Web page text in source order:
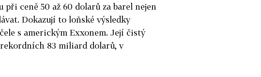
při ceně 50 až 60 dolarů za barel nejen
Dokazují to loňské výsledky
s americkým Exxonem. Její čistý
83 miliard dolarů, v